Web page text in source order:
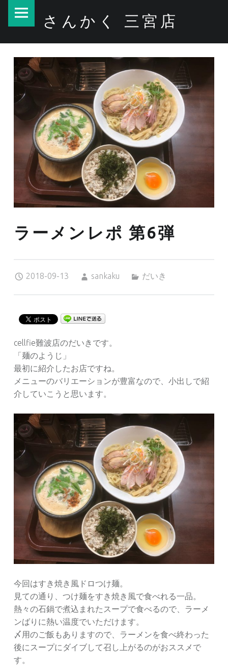
ラーメンレポ 第6弾 – さんかく 三宮店
さんかく 三宮店
ラーメンレポ 第6弾
2018-09-13
sankaku
だいき
cellfie難波店のだいきです。
「麺のようじ」
最初に紹介したお店ですね。
メニューのバリエーションが豊富なので、小出しで紹
介していこうと思います。
今回はすき焼き風ドロつけ麺。
見ての通り、つけ麺をすき焼き風で食べれる一品。
熱々の石鍋で煮込まれたスープで食べるので、ラーメ
ンばりに熱い温度でいただけます。
〆用のご飯もありますので、ラーメンを食べ終わった
後にスープにダイブして召し上がるのがおススメで
す。